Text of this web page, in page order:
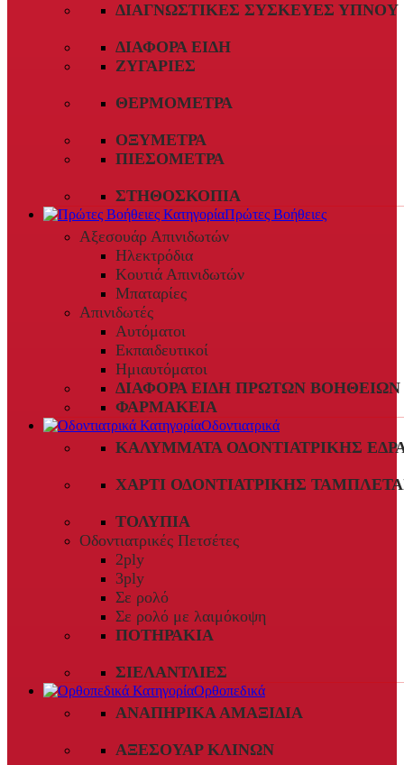
ΔΙΑΓΝΩΣΤΙΚΈΣ ΣΥΣΚΕΥΈΣ ΎΠΝΟΥ
ΔΙΆΦΟΡΑ ΕΊΔΗ
ΖΥΓΑΡΙΈΣ
ΘΕΡΜΌΜΕΤΡΑ
ΟΞΎΜΕΤΡΑ
ΠΙΕΣΌΜΕΤΡΑ
ΣΤΗΘΟΣΚΌΠΙΑ
Πρώτες Βοήθειες
Αξεσουάρ Απινιδωτών
Ηλεκτρόδια
Κουτιά Απινιδωτών
Μπαταρίες
Απινιδωτές
Αυτόματοι
Εκπαιδευτικοί
Ημιαυτόματοι
ΔΙΆΦΟΡΑ ΕΊΔΗ ΠΡΏΤΩΝ ΒΟΗΘΕΙΏΝ
ΦΑΡΜΑΚΕΊΑ
Οδοντιατρικά
ΚΑΛΎΜΜΑΤΑ ΟΔΟΝΤΙΑΤΡΙΚΉΣ
ΧΑΡΤΊ ΟΔΟΝΤΙΑΤΡΙΚΉΣ
ΤΟΛΎΠΙΑ
Οδοντιατρικές Πετσέτες
2ply
3ply
Σε ρολό
Σε ρολό με λαιμόκοψη
ΠΟΤΗΡΆΚΙΑ
ΣΙΕΛΑΝΤΛΊΕΣ
Ορθοπεδικά
ΑΝΑΠΗΡΙΚΆ ΑΜΑΞΊΔΙΑ
ΑΞΕΣΟΥΆΡ ΚΛΙΝΏΝ